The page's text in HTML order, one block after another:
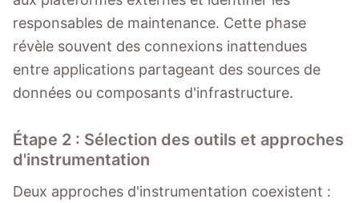
responsables de maintenance. Cette phase
révèle souvent des connexions inattendues
entre applications partageant des sources de
données ou composants d'infrastructure.
Étape 2 : Sélection des outils et approches
d'instrumentation
Deux approches d'instrumentation coexistent :